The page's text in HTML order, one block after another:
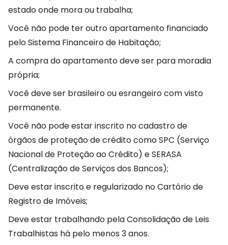
estado onde mora ou trabalha;
Você não pode ter outro apartamento financiado
pelo Sistema Financeiro de Habitação;
A compra do apartamento deve ser para moradia
própria;
Você deve ser brasileiro ou esrangeiro com visto
permanente.
Você não pode estar inscrito no cadastro de
órgãos de proteção de crédito como SPC (Serviço
Nacional de Proteção ao Crédito) e SERASA
(Centralização de Serviços dos Bancos);
Deve estar inscrito e regularizado no Cartório de
Registro de Imóveis;
Deve estar trabalhando pela Consolidação de Leis
Trabalhistas há pelo menos 3 anos.